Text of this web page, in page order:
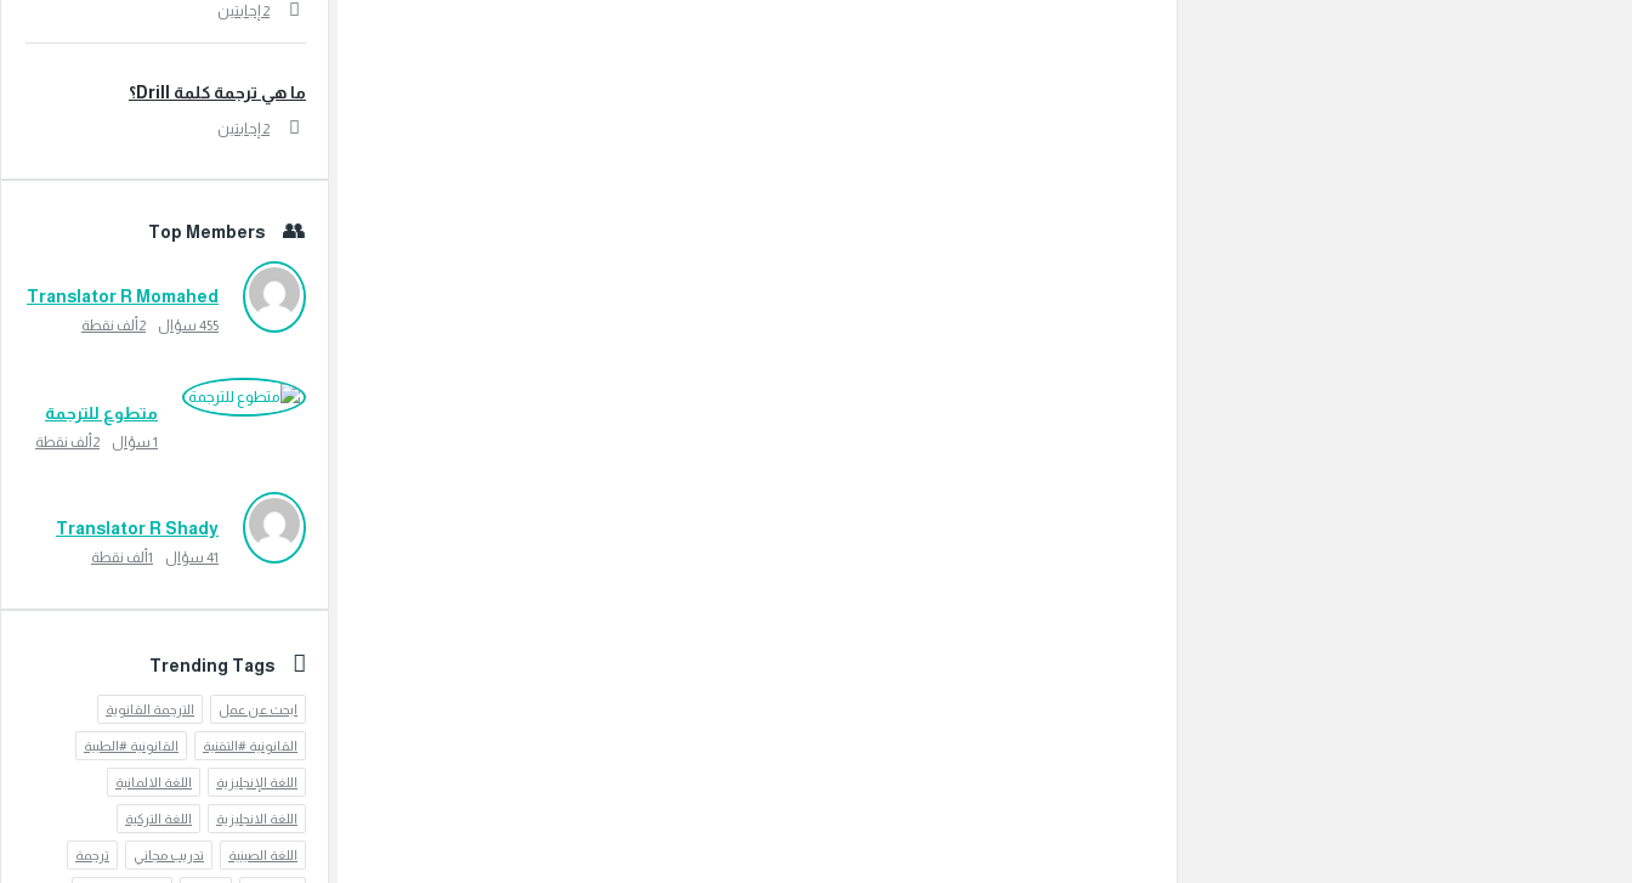
‫2 إجابتين
ما هي ترجمة كلمة Drill؟
‫2 إجابتين
Top Members
Translator R Momahed
455 سؤال 2ألف نقطة
متطوع للترجمة
1 سؤال 2ألف نقطة
Translator R Shady
41 سؤال 1ألف نقطة
Trending Tags
ابحث عن عمل الترجمة القانوية
القانونية #التقنية القانونية #الطبية
اللغة الإنجليزية اللغة الالمانية
اللغة الانجليزية اللغة التركية
اللغة الصينية تدريب مجاني ترجمة